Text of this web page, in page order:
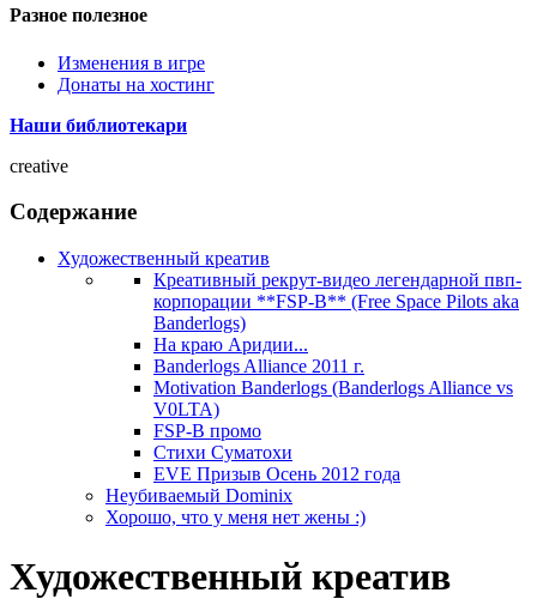
Разное полезное
Изменения в игре
Донаты на хостинг
Наши библиотекари
creative
Содержание
Художественный креатив
Креативный рекрут-видео легендарной пвп-
корпорации **FSP-B** (Free Space Pilots aka
Banderlogs)
На краю Аридии...
Banderlogs Alliance 2011 г.
Motivation Banderlogs (Banderlogs Alliance vs
V0LTA)
FSP-B промо
Стихи Суматохи
EVE Призыв Осень 2012 года
Неубиваемый Dominix
Хорошо, что у меня нет жены :)
Художественный креатив